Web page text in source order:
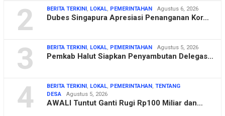
2 BERITA TERKINI , LOKAL, PEMERINTAHAN Agustus 6, 2026
Dubes Singapura Apresiasi Penanganan Kor…
3 BERITA TERKINI , LOKAL, PEMERINTAHAN Agustus 5, 2026
Pemkab Halut Siapkan Penyambutan Delegas…
4 BERITA TERKINI , LOKAL, PEMERINTAHAN , TENTANG
DESA
Agustus 5, 2026
AWALI Tuntut Ganti Rugi Rp100 Miliar dan…